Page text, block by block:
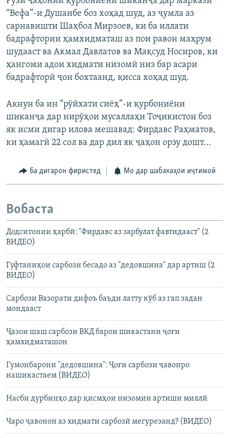
“Вефа”-и Душанбе боз хоҳад шуд, аз ҷумла аз
сарнавишти Шаҳбол Мирзоев, ки ба иллати
бадрафтории ҳамхидматаш аз пои равон маҳрум
шудааст ва Акмал Давлатов ва Мақсуд Носиров, ки
ҳангоми адои хидмати низомӣ низ бар асари
бадрафторӣ ҷон бохтаанд, қисса хоҳад шуд.
Акнун ба ин “рӯйхати сиёҳ”-и қурбониёни
шиканҷа дар нирӯҳои мусаллаҳи Тоҷикистон боз
як исми дигар илова мешавад: Фирдавс Раҳматов,
ки ҳамагӣ 22 сол ва дар дил як ҷаҳон орзу дошт...
Ба дигарон фиристед Мо дар шабакаҳои иҷтимоӣ
Вобаста
Додситонии ҳарбӣ: "Фирдавс аз зарбулат фавтидааст" (2
ВИДЕО)
Гуфтаниҳои сарбози бесадо аз "дедовшина" дар артиш (2
ВИДЕО)
Сарбози Вазорати дифоъ баъди латту кӯб аз гап задан
мондааст
Ҷазои шаш сарбози ВКД барои шикастани ҷоғи
ҳамхидматашон
Гумонбарони "дедовшина": Ҷоғи сарбози ҷавонро
нашикастаем (ВИДЕО)
Насби дурбинҳо дар қисмҳои низомии артиши миллӣ
Чаро ҷавонон аз хидмати сарбозӣ мегурезанд? (ВИДЕО)